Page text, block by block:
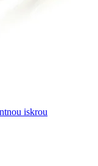
iskrou